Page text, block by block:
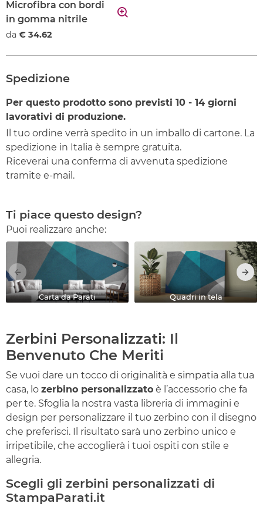
Microfibra con bordi
in gomma nitrile
da € 34.62
Spedizione
Per questo prodotto sono previsti 10 - 14 giorni
lavorativi di produzione.
Il tuo ordine verrà spedito in un imballo di cartone. La
spedizione in Italia è sempre gratuita.
Riceverai una conferma di avvenuta spedizione
tramite e-mail.
Ti piace questo design?
Puoi realizzare anche:
Carta da Parati Quadri in tela
Zerbini Personalizzati: Il
Benvenuto Che Meriti
Se vuoi dare un tocco di originalità e simpatia alla tua
casa, lo zerbino personalizzato è l’accessorio che fa
per te. Sfoglia la nostra vasta libreria di immagini e
design per personalizzare il tuo zerbino con il disegno
che preferisci. Il risultato sarà uno zerbino unico e
irripetibile, che accoglierà i tuoi ospiti con stile e
allegria.
Scegli gli zerbini personalizzati di
StampaParati.it